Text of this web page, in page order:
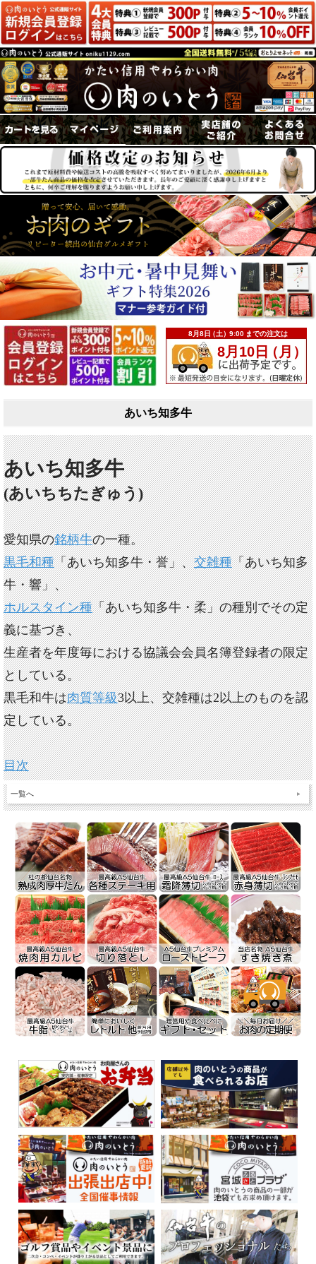
あいち知多牛
あいち知多牛
(あいちちたぎゅう)
愛知県の銘柄牛の一種。
黒毛和種「あいち知多牛・誉」、交雑種「あいち知多
牛・響」、
ホルスタイン種「あいち知多牛・柔」の種別でその定
義に基づき、
生産者を年度毎における協議会会員名簿登録者の限定
としている。
黒毛和牛は肉質等級3以上、交雑種は2以上のものを認
定している。
目次
一覧へ